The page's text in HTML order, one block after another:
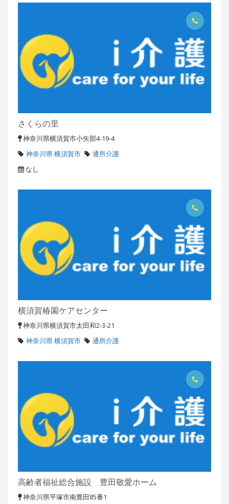
さくらの里
神奈川県横須賀市小矢部4-19-4
神奈川県 横須賀市
通所介護
なし
横須賀椿園ケアセンター
神奈川県横須賀市太田和2-3-21
神奈川県 横須賀市
通所介護
高齢者福祉総合施設 豊田敬愛ホーム
神奈川県平塚市南豊田85番1